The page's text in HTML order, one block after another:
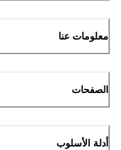
معلومات عنا
الصفحات
أدلة الأسلوب